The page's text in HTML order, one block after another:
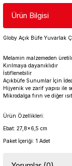
Ürün Bilgisi
Globy Açık Büfe Yuvarlak
Melamin malzemeden
Kırılmaya dayanıklıdır
İstiflenebilir
Açıkbüfe Sunumlar İçin
Hijyenik ve zarif yapısı ile
Mikrodalga fırın ve diğer
Ürün Özellikleri:
Ebat: 27,8x6,5 cm
Paket İçeriği: 1 Adet